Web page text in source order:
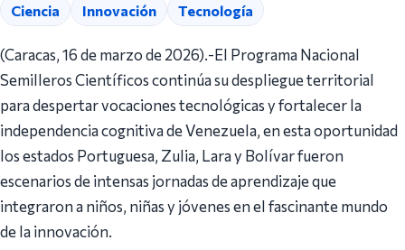
Ciencia Innovación Tecnología
(Caracas, 16 de marzo de 2026).-El Programa Nacional
Semilleros Científicos continúa su despliegue territorial
para despertar vocaciones tecnológicas y fortalecer la
independencia cognitiva de Venezuela, en esta oportunidad
los estados Portuguesa, Zulia, Lara y Bolívar fueron
escenarios de intensas jornadas de aprendizaje que
integraron a niños, niñas y jóvenes en el fascinante mundo
de la innovación.